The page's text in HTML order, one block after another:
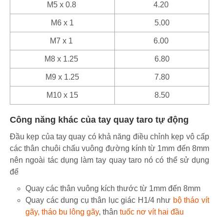
M5 x 0.8 4.20
M6 x 1 5.00
M7 x 1 6.00
M8 x 1.25 6.80
M9 x 1.25 7.80
M10 x 15 8.50
Công năng khác của tay quay taro tự động
Đầu kẹp của tay quay có khả năng điều chỉnh kẹp vô cấp
các thân chuôi chấu vuông đường kính từ 1mm đến 8mm
nên ngoài tác dụng làm tay quay taro nó có thể sử dụng
để
Quay các thân vuông kích thước từ 1mm đến 8mm
Quay các dung cụ thân lục giác H1/4 như bộ tháo vít
gãy, tháo bu lông gãy, thân tuốc nơ vít hai đầu